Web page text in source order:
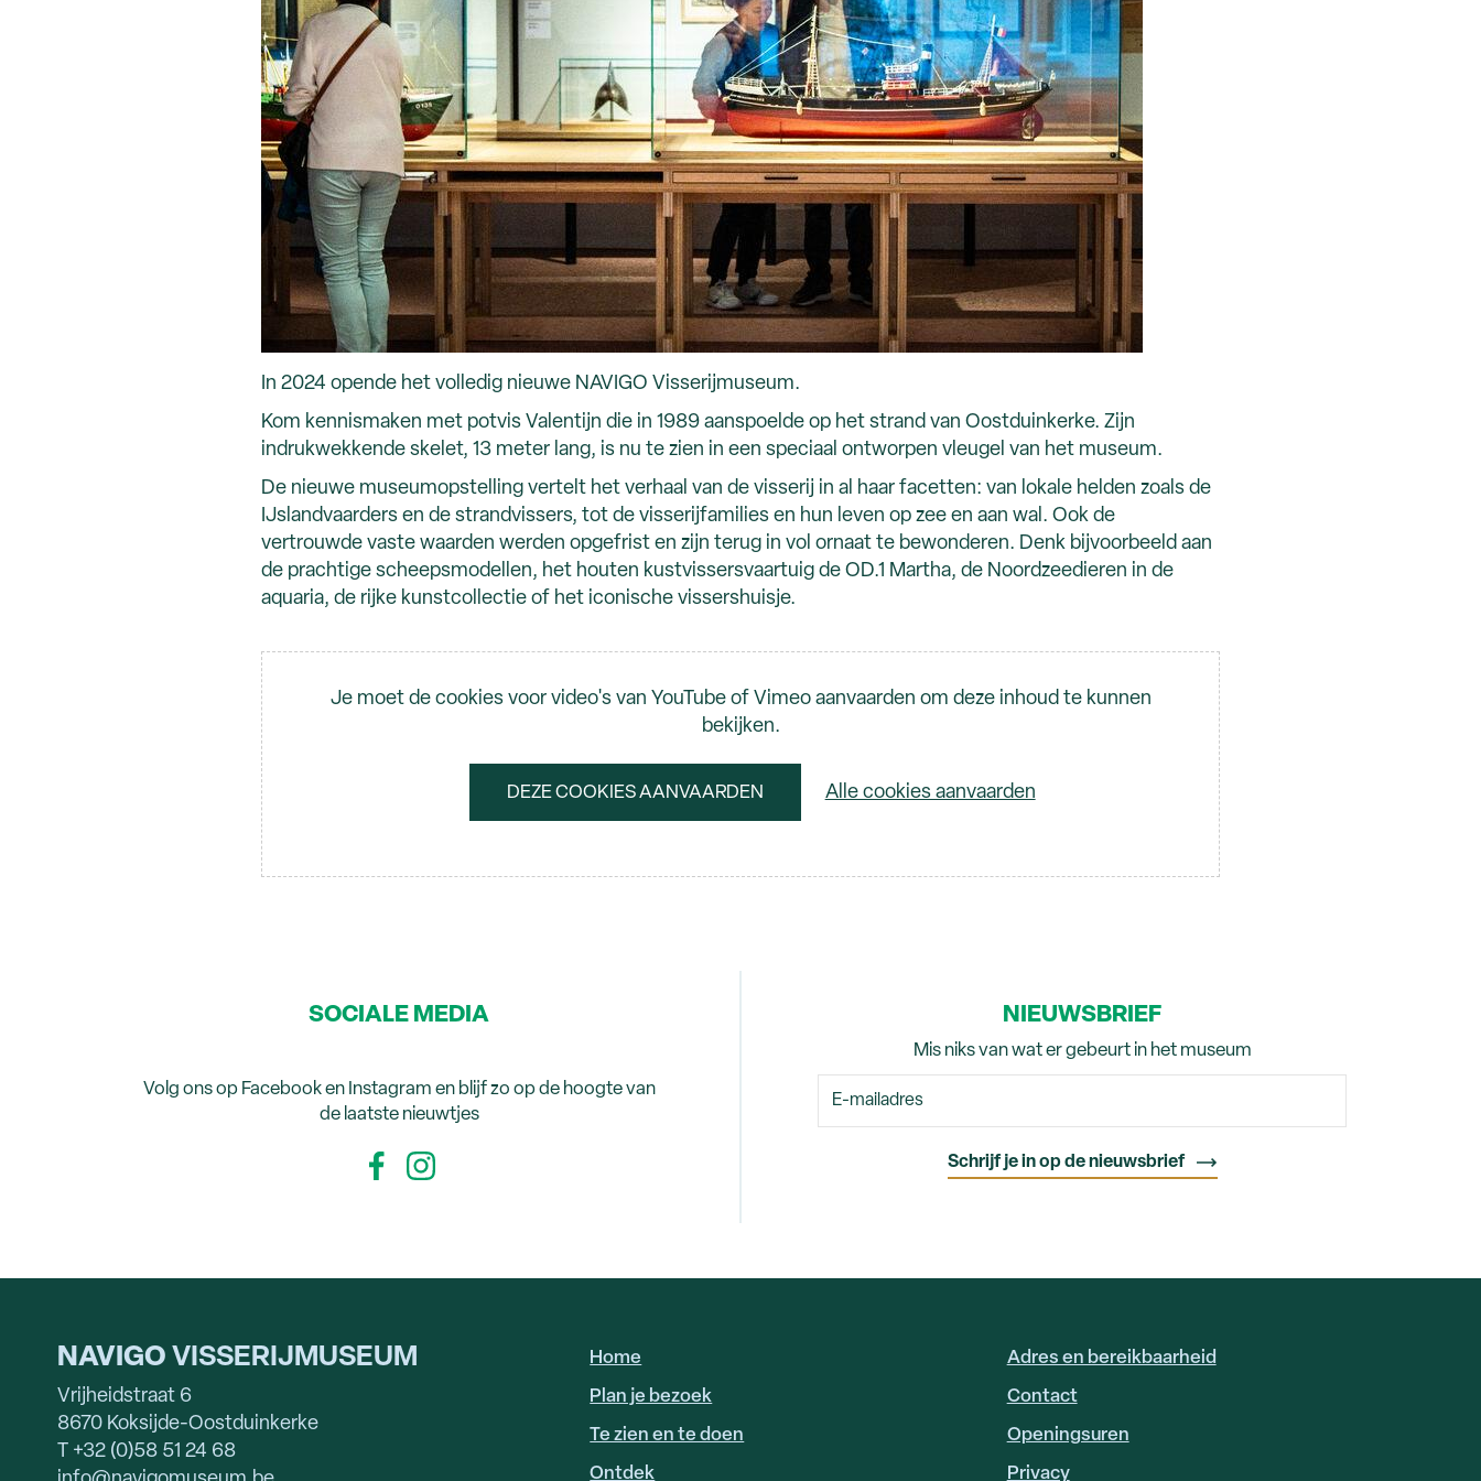
In 2024 opende het volledig nieuwe NAVIGO Visserijmuseum.
Kom kennismaken met potvis Valentijn die in 1989 aanspoelde op het strand van Oostduinkerke. Zijn
indrukwekkende skelet, 13 meter lang, is nu te zien in een speciaal ontworpen vleugel van het museum.
De nieuwe museumopstelling vertelt het verhaal van de visserij in al haar facetten: van lokale helden zoals de
IJslandvaarders en de strandvissers, tot de visserijfamilies en hun leven op zee en aan wal. Ook de
vertrouwde vaste waarden werden opgefrist en zijn terug in vol ornaat te bewonderen. Denk bijvoorbeeld aan
de prachtige scheepsmodellen, het houten kustvissersvaartuig de OD.1 Martha, de Noordzeedieren in de
aquaria, de rijke kunstcollectie of het iconische vissershuisje.
Video
Je moet de cookies voor video's van YouTube of Vimeo aanvaarden om deze inhoud te kunnen
bekijken.
DEZE COOKIES AANVAARDEN Alle cookies aanvaarden
SOCIALE MEDIA
Volg ons op Facebook en Instagram en blijf zo op de hoogte van
de laatste nieuwtjes
NIEUWSBRIEF
Mis niks van wat er gebeurt in het museum
NAVIGO VISSERIJMUSEUM
Vrijheidstraat 6
8670 Koksijde-Oostduinkerke
T +32 (0)58 51 24 68
HOOFDNAVIGATIE
Home
Plan je bezoek
Te zien en te doen
Ontdek
FOOTER
LINKS
Adres en bereikbaarheid
Contact
Openingsuren
Privacy